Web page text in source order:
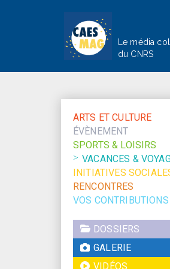
Le média
du CNRS
ARTS ET CULTURE
ÉVÈNEMENT
SPORTS & LOISIRS
VACANCES &
INITIATIVES
RENCONTRES
VOS CONTRIBUTIONS
DOSSIERS
GALERIE
VIDÉOS